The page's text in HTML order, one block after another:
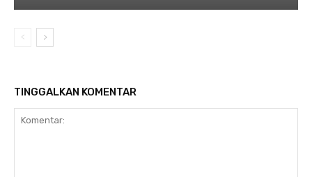
TINGGALKAN KOMENTAR